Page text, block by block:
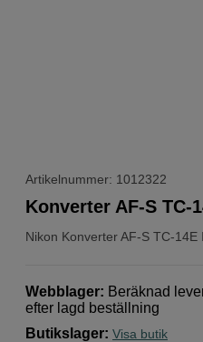
Artikelnummer: 1012322
Nikon Konverter AF-S TC-14E
Konverter AF-S TC-
Webblager: Beräknad
efter lagd beställning
Butikslager: Visa butik